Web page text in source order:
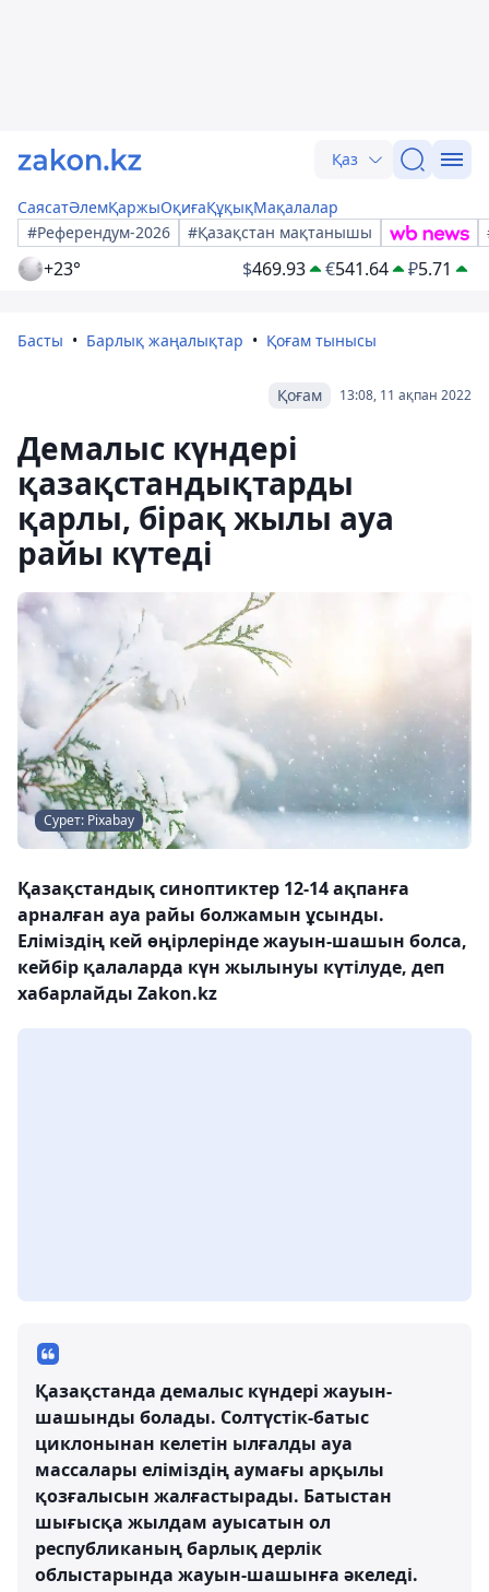
Қаз
СаясатӘлемҚаржыОқиғаҚұқықМақалалар
#Референдум-2026
#Қазақстан мақтанышы
+23° $469.93 €541.64 ₽5.71
Басты Барлық жаңалықтар Қоғам тынысы
13:08, 11 ақпан 2022
Қоғам
Демалыс күндері
қазақстандықтарды
қарлы, бірақ жылы ауа
райы күтеді
Сурет: Pixabay
Қазақстандық синоптиктер 12-14 ақпанға
арналған ауа райы болжамын ұсынды.
Еліміздің кей өңірлерінде жауын-шашын болса,
кейбір қалаларда күн жылынуы күтілуде, деп
хабарлайды Zakon.kz
Қазақстанда демалыс күндері жауын-
шашынды болады. Солтүстік-батыс
циклонынан келетін ылғалды ауа
массалары еліміздің аумағы арқылы
қозғалысын жалғастырады. Батыстан
шығысқа жылдам ауысатын ол
республиканың барлық дерлік
облыстарында жауын-шашынға әкеледі.